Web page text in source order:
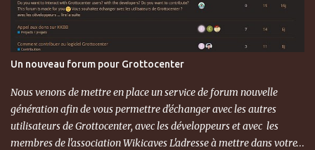
Un nouveau forum pour Grottocenter
Nous venons de mettre en place un service de forum nouvelle
génération afin de vous permettre d'échanger avec les autres
utilisateurs de Grottocenter, avec les développeurs et avec les
membres de l'association Wikicaves L'adresse à mettre dans votre